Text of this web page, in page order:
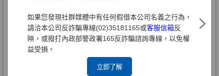
如果您發現社群媒體中有任何假借本公司名義之行為，
請洽本公司反詐騙專線(02)35181165或客服信箱反
映，或撥打內政部警政署165反詐騙諮詢專線，以免權
益受損。
立即了解